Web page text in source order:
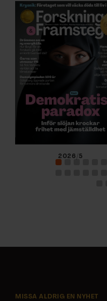
2026/5
MISSA ALDRIG EN NYHET